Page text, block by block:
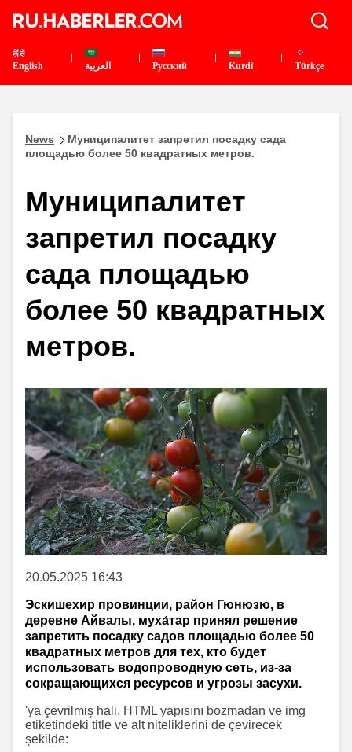
English العربية Pусский Kurdî Türkçe
News
Муниципалитет запретил посадку сада
площадью более 50 квадратных метров.
Муниципалитет
запретил посадку
сада площадью
более 50 квадратных
метров.
20.05.2025 16:43
Эскишехир провинции, район Гюнюзю, в
деревне Айвалы, муха́тар принял решение
запретить посадку садов площадью более 50
квадратных метров для тех, кто будет
использовать водопроводную сеть, из-за
сокращающихся ресурсов и угрозы засухи.
'ya çevrilmiş hali, HTML yapısını bozmadan ve img
etiketindeki title ve alt niteliklerini de çevirecek
şekilde: